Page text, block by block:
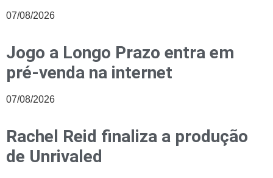
07/08/2026
Jogo a Longo Prazo entra em
pré-venda na internet
07/08/2026
Rachel Reid finaliza a produção
de Unrivaled